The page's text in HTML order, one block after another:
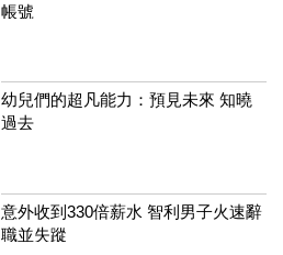
帳號
幼兒們的超凡能力：預見未來 知曉
過去
意外收到330倍薪水 智利男子火速辭
職並失蹤